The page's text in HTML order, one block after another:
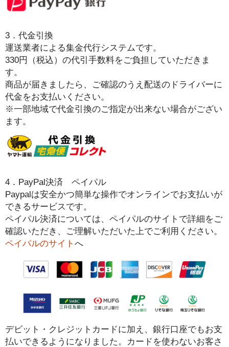
3．代金引換
運送業者による集金代行システムです。
330円（税込）の代引手数料をご負担していただきま
す。
商品が届きましたら、ご確認のうえ配送のドライバーに
代金をお支払いください。
※一部地域で代金引換のご指定が出来ない場合がござい
ます。
4．PayPal決済 ペイパル
Paypalは安全かつ簡単な操作でオンラインでお支払いが
できるサービスです。
ペイパル決済については、ペイパルのサイトで詳細をご
確認いただき、ご理解いただいた上でご利用ください。
ペイパルのサイト へ
デビット・クレジットカードに加え、銀行口座でもお支
払いできるようになりました。カードを使わないお客さ